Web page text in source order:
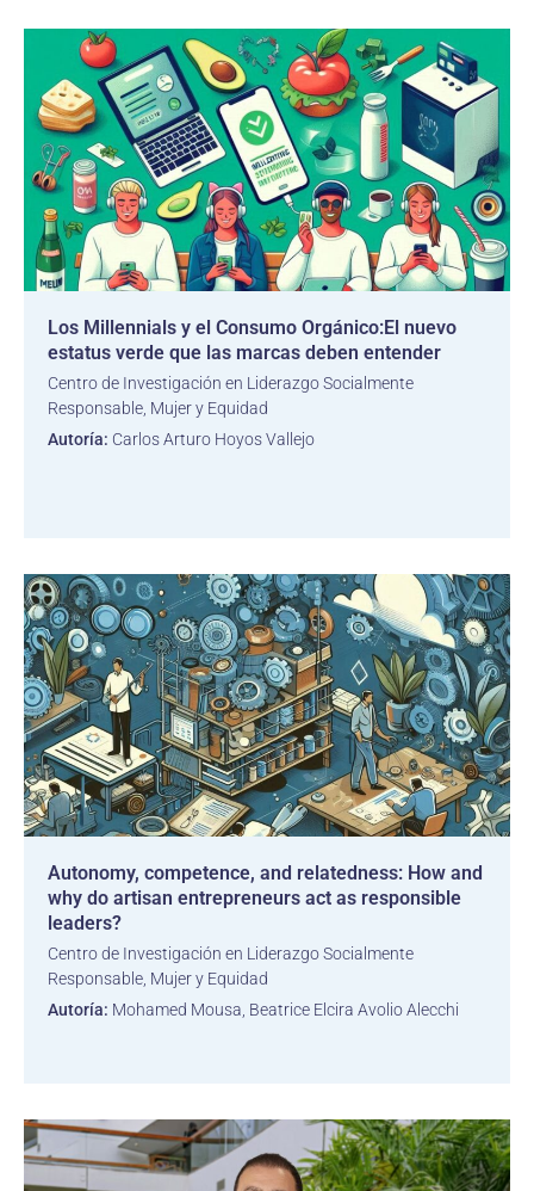
Los Millennials y el Consumo Orgánico:El nuevo
estatus verde que las marcas deben entender
Centro de Investigación en Liderazgo Socialmente
Responsable, Mujer y Equidad
Autoría: Carlos Arturo Hoyos Vallejo
Autonomy, competence, and relatedness: How and
why do artisan entrepreneurs act as responsible
leaders?
Centro de Investigación en Liderazgo Socialmente
Responsable, Mujer y Equidad
Autoría: Mohamed Mousa, Beatrice Elcira Avolio Alecchi